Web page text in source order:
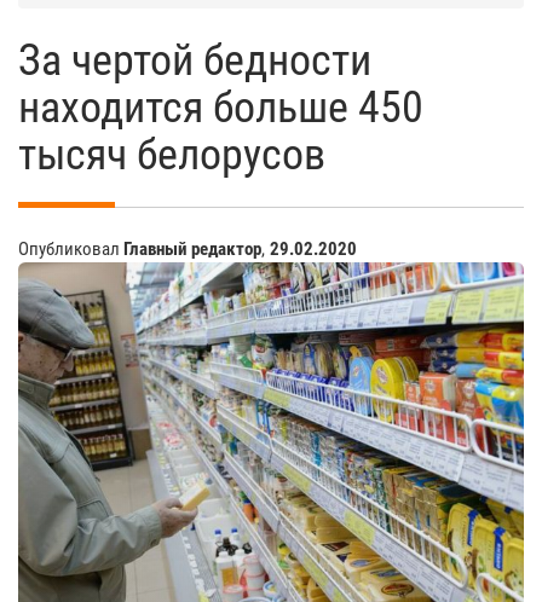
За чертой бедности
находится больше 450
тысяч белорусов
Опубликовал Главный редактор, 29.02.2020